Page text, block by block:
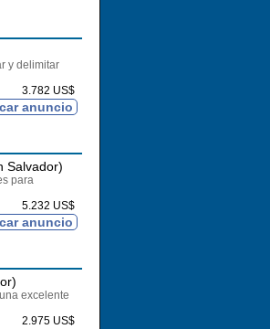
y delimitar
3.782 US$
anuncio
Salvador)
para
5.232 US$
anuncio
excelente
2.975 US$